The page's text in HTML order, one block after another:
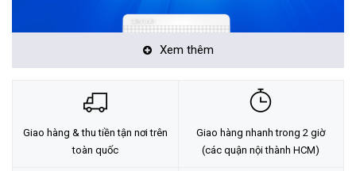
Đặc Điểm Nổi Bật Của Sản Phẩm:
Xem thêm
Giao hàng & thu tiền tận nơi trên
toàn quốc
Giao hàng nhanh trong 2 giờ
(các quận nội thành HCM)